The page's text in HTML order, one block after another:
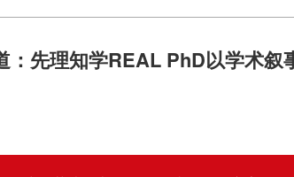
：先理知学REAL PhD以学术叙